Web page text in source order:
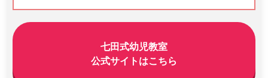
七田式幼児教室
公式サイトはこちら